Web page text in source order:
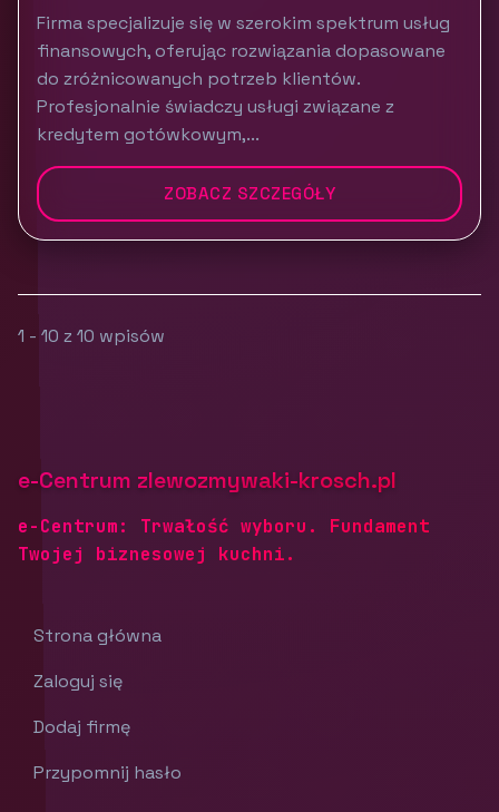
Firma specjalizuje się w szerokim spektrum usług
finansowych, oferując rozwiązania dopasowane
do zróżnicowanych potrzeb klientów.
Profesjonalnie świadczy usługi związane z
kredytem gotówkowym,...
ZOBACZ SZCZEGÓŁY
1 - 10 z 10 wpisów
e-Centrum zlewozmywaki-krosch.pl
e-Centrum: Trwałość wyboru. Fundament
Twojej biznesowej kuchni.
Strona główna
Zaloguj się
Dodaj firmę
Przypomnij hasło